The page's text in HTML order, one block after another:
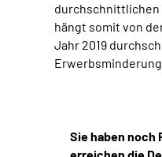
durchschnittlichen
hängt somit von
Jahr 2019
Sie haben noch